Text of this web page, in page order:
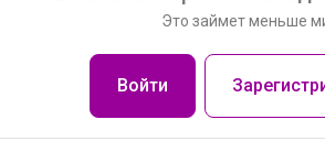
Это займет меньше
Войти